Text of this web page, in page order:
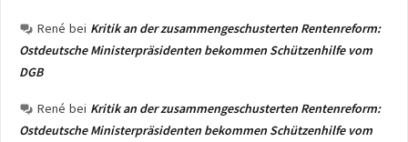
René bei Kritik an der zusammengeschusterten Rentenreform:
Ostdeutsche Ministerpräsidenten bekommen Schützenhilfe vom
DGB
René bei Kritik an der zusammengeschusterten Rentenreform:
Ostdeutsche Ministerpräsidenten bekommen Schützenhilfe vom